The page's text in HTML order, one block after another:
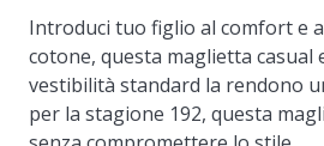
Introduci tuo figlio al comfort e
cotone, questa maglietta
vestibilità standard la rendono
per la stagione 192, questa